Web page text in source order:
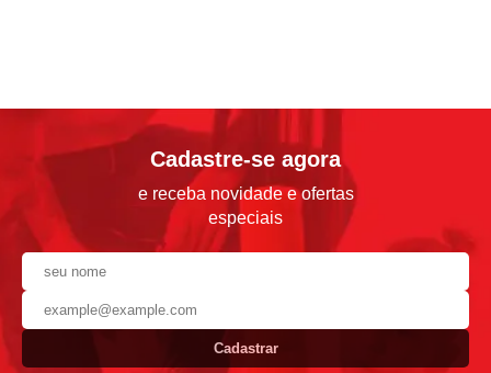
Cadastre-se agora
e receba novidade e ofertas
especiais
Cadastrar